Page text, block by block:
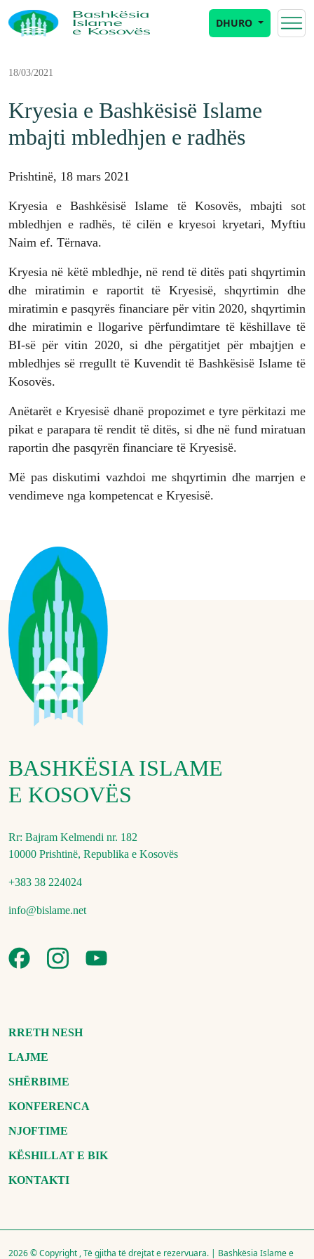
DHURO
18/03/2021
Kryesia e Bashkësisë Islame
mbajti mbledhjen e radhës
Prishtinë, 18 mars 2021
Kryesia e Bashkësisë Islame të Kosovës, mbajti sot
mbledhjen e radhës, të cilën e kryesoi kryetari, Myftiu
Naim ef. Tërnava.
Kryesia në këtë mbledhje, në rend të ditës pati shqyrtimin
dhe miratimin e raportit të Kryesisë, shqyrtimin dhe
miratimin e pasqyrës financiare për vitin 2020, shqyrtimin
dhe miratimin e llogarive përfundimtare të këshillave të
BI-së për vitin 2020, si dhe përgatitjet për mbajtjen e
mbledhjes së rregullt të Kuvendit të Bashkësisë Islame të
Kosovës.
Anëtarët e Kryesisë dhanë propozimet e tyre përkitazi me
pikat e parapara të rendit të ditës, si dhe në fund miratuan
raportin dhe pasqyrën financiare të Kryesisë.
Më pas diskutimi vazhdoi me shqyrtimin dhe marrjen e
vendimeve nga kompetencat e Kryesisë.
BASHKËSIA ISLAME
E KOSOVËS
Rr: Bajram Kelmendi nr. 182
10000 Prishtinë, Republika e Kosovës
+383 38 224024
info@bislame.net
RRETH NESH
LAJME
SHËRBIME
KONFERENCA
NJOFTIME
KËSHILLAT E BIK
KONTAKTI
2026 © Copyright , Të gjitha të drejtat e rezervuara. | Bashkësia Islame e